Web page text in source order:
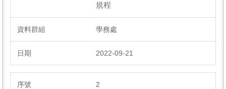
輔導處
表件下載
規程
學務處
2022-09-21
2